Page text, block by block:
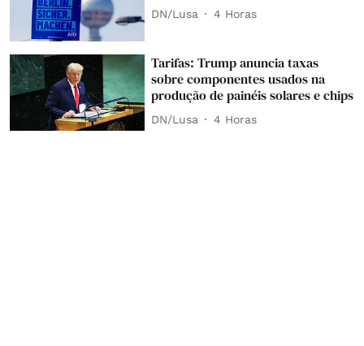
DN/Lusa 4 Horas
Tarifas: Trump anuncia taxas
sobre componentes usados na
produção de painéis solares e chips
DN/Lusa 4 Horas